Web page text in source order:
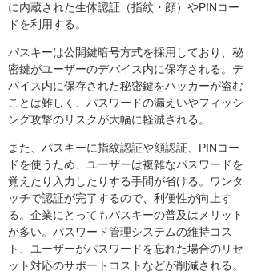
に内蔵された生体認証（指紋・顔）やPINコー
ドを利用する。
パスキーは公開鍵暗号方式を採用しており、秘
密鍵がユーザーのデバイス内に保存される。デ
バイス内に保存された秘密鍵をハッカーが盗む
ことは難しく、パスワードの漏えいやフィッシ
ング攻撃のリスクが大幅に軽減される。
また、パスキーに指紋認証や顔認証、PINコー
ドを使うため、ユーザーは複雑なパスワードを
覚えたり入力したりする手間が省ける。ワンタ
ッチで認証が完了するので、利便性が向上す
る。企業にとってもパスキーの普及はメリット
が多い。パスワード管理システムの維持コス
ト、ユーザーがパスワードを忘れた場合のリセ
ット対応のサポートコストなどが削減される。